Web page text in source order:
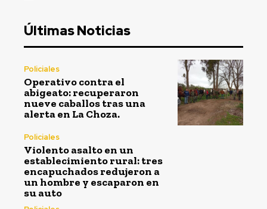
Últimas Noticias
Policiales
Operativo contra el
abigeato: recuperaron
nueve caballos tras una
alerta en La Choza.
Policiales
Violento asalto en un
establecimiento rural: tres
encapuchados redujeron a
un hombre y escaparon en
su auto